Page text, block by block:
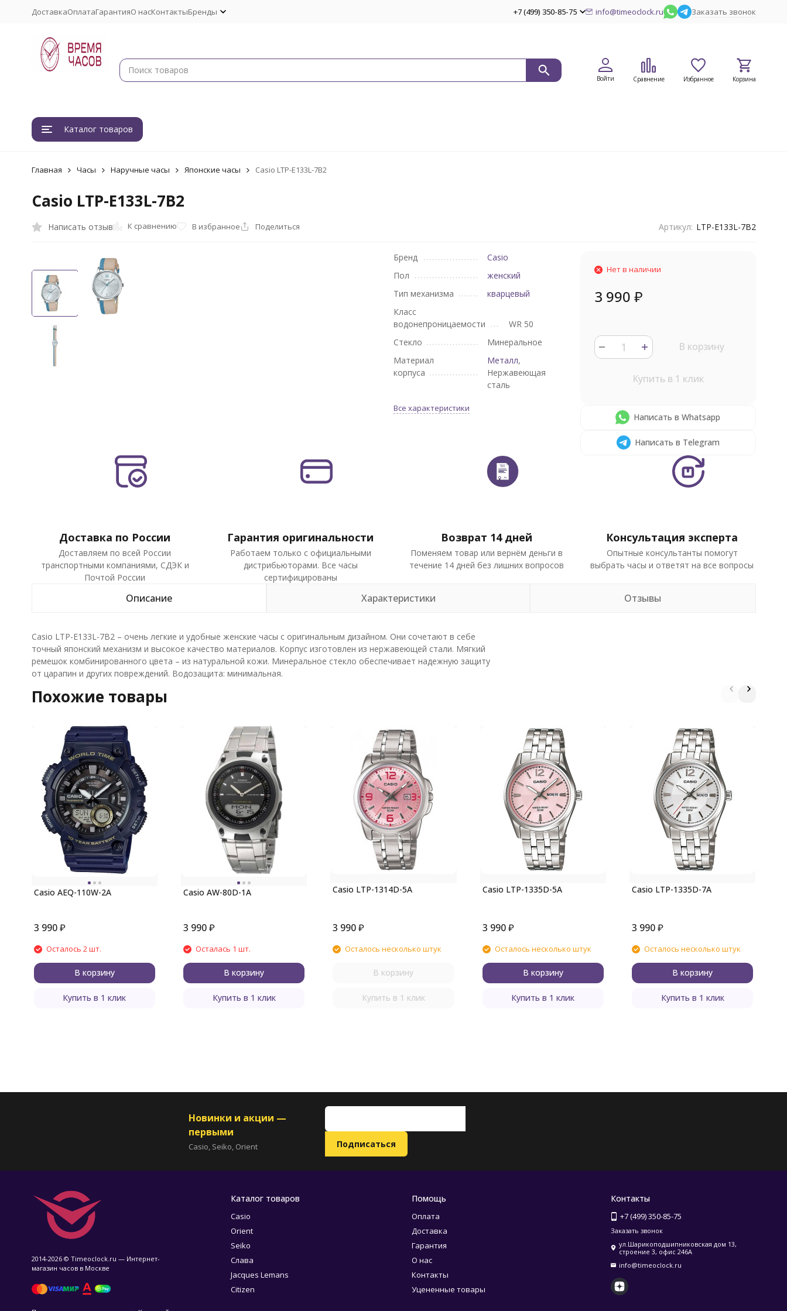
ДоставкаОплатаГарантияО насКонтактыБренды +7 (499) 350-85-75 info@timeoclock.ru Заказать звонок
Войти Сравнение Избранное Корзина
Каталог товаров
Главная Часы Наручные часы Японские часы Casio LTP-E133L-7B2
Casio LTP-E133L-7B2
Написать отзыв К сравнению В избранное Поделиться Артикул: LTP-E133L-7B2
Бренд
Casio
Пол
женский
Тип механизма
кварцевый
Класс
водонепроницаемости
WR 50
Стекло
Минеральное
Материал
корпуса
Металл,
Нержавеющая
сталь
Все характеристики
Нет в наличии
3 990 ₽
В корзину
Купить в 1 клик
Написать в Whatsapp
Написать в Telegram
Доставка по России
Доставляем по всей России
транспортными компаниями, СДЭК и
Почтой России
Гарантия оригинальности
Работаем только с официальными
дистрибьюторами. Все часы
сертифицированы
Возврат 14 дней
Поменяем товар или вернём деньги в
течение 14 дней без лишних вопросов
Консультация эксперта
Опытные консультанты помогут
выбрать часы и ответят на все вопросы
Описание Характеристики Отзывы
Casio LTP-E133L-7B2 – очень легкие и удобные женские часы с оригинальным дизайном. Они сочетают в себе
точный японский механизм и высокое качество материалов. Корпус изготовлен из нержавеющей стали. Мягкий
ремешок комбинированного цвета – из натуральной кожи. Минеральное стекло обеспечивает надежную защиту
от царапин и других повреждений. Водозащита: минимальная.
Похожие товары
Casio AEQ-110W-2A
3 990 ₽
Осталось 2 шт.
В корзину
Купить в 1 клик
Casio AW-80D-1A
3 990₽
Осталась 1 шт.
В корзину
Купить в 1 клик
Casio LTP-1314D-5A
3 990₽
Осталось несколько штук
В корзину
Купить в 1 клик
Casio LTP-1335D-5A
3 990₽
Осталось несколько штук
В корзину
Купить в 1 клик
Casio LTP-1335D-7A
3 990₽
Осталось несколько штук
В корзину
Купить в 1 клик
Новинки и акции —
первыми
Casio, Seiko, Orient
2014-2026 © Timeoclock.ru — Интернет-
магазин часов в Москве
Каталог товаров
Casio
Orient
Seiko
Слава
Jacques Lemans
Citizen
Помощь
Оплата
Доставка
Гарантия
О нас
Контакты
Уцененные товары
Контакты
+7 (499) 350-85-75
Заказать звонок
ул.Шарикоподшипниковская дом 13,
строение 3, офис 246А
info@timeoclock.ru